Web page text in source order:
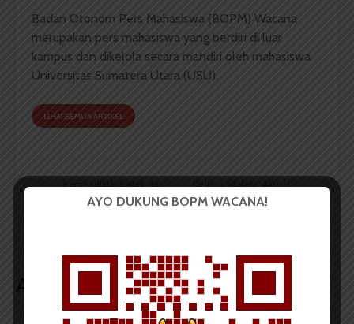
Badan Otonom Pers Mahasiswa (BOPM) Wacana
merupakan pers mahasiswa yang berdiri di luar
kampus dan dikelola secara mandiri oleh mahasiswa
Universitas Sumatera Utara (USU).
LIHAT SEMUA ARTIKEL
Kemendikbudristek dan
RKI Usungkan Lake
Toba Traditional Music
Delima Silalahi, Aktivis
Lingkungan Sumut
Raih Anugerah
Artikel terkait lain
AYO DUKUNG BOPM WACANA!